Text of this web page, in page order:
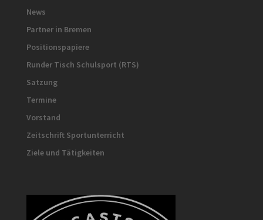
News
Partner in Bremen
Positionspapiere
Runder Tisch Schulsport (RTS)
Satzung
Termine
Vorstand
Zeitschrift Sportunterricht
Ziele und Tätigkeiten